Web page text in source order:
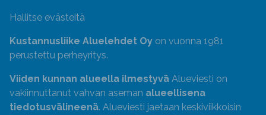
Hallitse evästeitä
Kustannusliike Aluelehdet Oy on vuonna 1981
perustettu perheyritys.
Viiden kunnan alueella ilmestyvä Alueviesti on
vakiinnuttanut vahvan aseman alueellisena
tiedotusvälineenä. Alueviesti jaetaan keskiviikkoisin